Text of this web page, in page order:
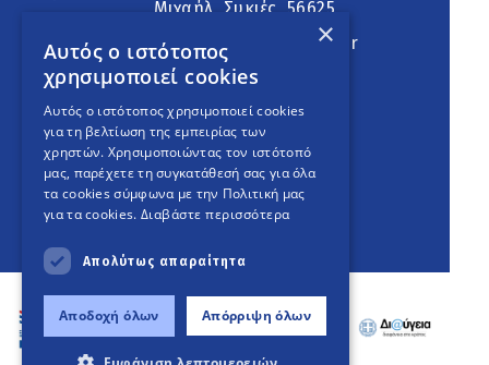
Μιχαήλ, Συκιές, 56625
neapoli.sykies@ddt.gov.gr
Ακολουθήστε
English Version
An project
×
Αυτός ο ιστότοπος
χρησιμοποιεί cookies
Αυτός ο ιστότοπος χρησιμοποιεί cookies
για τη βελτίωση της εμπειρίας των
χρηστών. Χρησιμοποιώντας τον ιστότοπό
μας, παρέχετε τη συγκατάθεσή σας για όλα
τα cookies σύμφωνα με την Πολιτική μας
για τα cookies. Διαβάστε περισσότερα
Απολύτως απαραίτητα
Αποδοχή όλων Απόρριψη όλων